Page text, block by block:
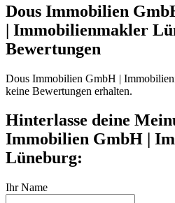
Dous Immobilien
| Immobilienmakler
Bewertungen
Dous Immobilien GmbH |
keine Bewertungen erhalten.
Hinterlasse deine
Immobilien GmbH |
Lüneburg:
Ihr Name